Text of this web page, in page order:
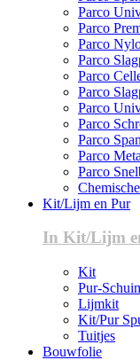
Parco
Parco
Parco
Parco
Parco
Parco
Parco
Parco
Parco
Parco
Parco
Kit/Lijm en Pur
In Kit/Lijm
Kit
Pur-
Lijmkit
Kit/Pur
Tuitjes
Bouwfolie